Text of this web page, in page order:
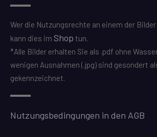
Wer die Nutzungsrechte an einem der
kann dies im Shop tun.
*Alle Bilder erhalten Sie als .pdf ohne
wenigen Ausnahmen (.jpg) sind gesondert
gekennzeichnet.
Nutzungsbedingungen in den AGB